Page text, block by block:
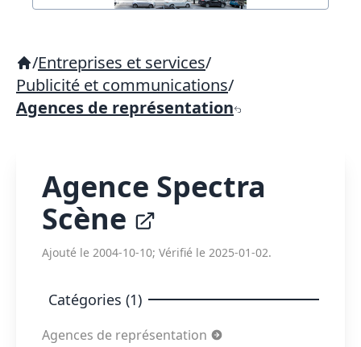
/Entreprises et services/
Publicité et communications/
Agences de représentation
Agence Spectra
Scène
Ajouté le 2004-10-10; Vérifié le 2025-01-02.
Catégories (1)
Agences de représentation